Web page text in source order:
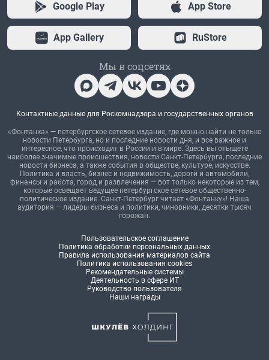
Google Play App Store
App Gallery RuStore
Мы в соцсетях
Контактные данные для Роскомнадзора и государственных органов
«Фонтанка» — петербургское сетевое издание, где можно найти не только
новости Петербурга, но и последние новости дня, и все важное и
интересное, что происходит в России и в мире. Здесь вы отыщете
наиболее значимые происшествия, новости Санкт-Петербурга, последние
новости бизнеса, а также события в обществе, культуре, искусстве.
Политика и власть, бизнес и недвижимость, дороги и автомобили,
финансы и работа, город и развлечения — вот только некоторые из тем,
которые освещает ведущее петербургское сетевое общественно-
политическое издание. Санкт-Петербург читает «Фонтанку»! Наша
аудитория — лидеры бизнеса и политики, чиновники, десятки тысяч
горожан.
Пользовательское соглашение
Политика обработки персональных данных
Правила использования материалов сайта
Политика использования cookies
Рекомендательные системы
Деятельность в сфере ИТ
Руководство пользователя
Наши награды